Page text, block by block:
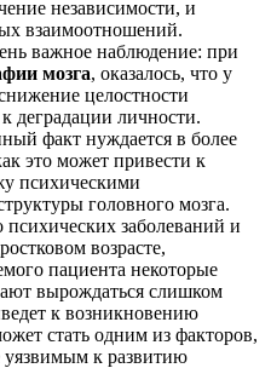
независимости, и
взаимоотношений.
важное наблюдение: при
мозга, оказалось, что у
целостности
деградации личности.
факт нуждается в более
это может привести к
психическими
головного мозга.
заболеваний и
возрасте,
пациента некоторые
вырождаться слишком
к возникновению
стать одним из факторов,
уязвимым к развитию